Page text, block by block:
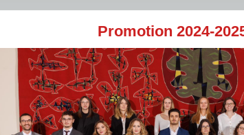
Promotion 2024-